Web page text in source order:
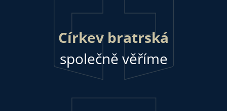
Církev bratrská
společně věříme